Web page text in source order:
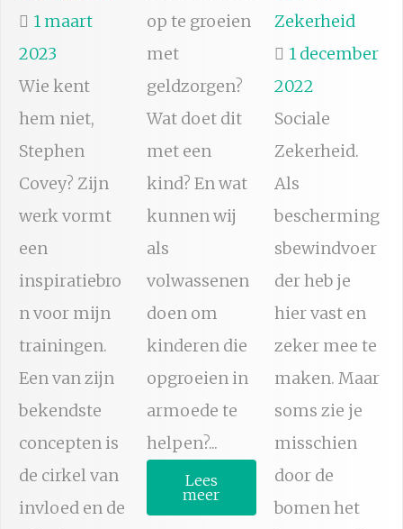
1 maart
2023
Wie kent
hem niet,
Stephen
Covey? Zijn
werk vormt
een
inspiratiebro
n voor mijn
trainingen.
Een van zijn
bekendste
concepten is
de cirkel van
invloed en de
op te groeien
met
geldzorgen?
Wat doet dit
met een
kind? En wat
kunnen wij
als
volwassenen
doen om
kinderen die
opgroeien in
armoede te
helpen?...
Lees
meer
Zekerheid
1 december
2022
Sociale
Zekerheid.
Als
bescherming
sbewindvoer
der heb je
hier vast en
zeker mee te
maken. Maar
soms zie je
misschien
door de
bomen het